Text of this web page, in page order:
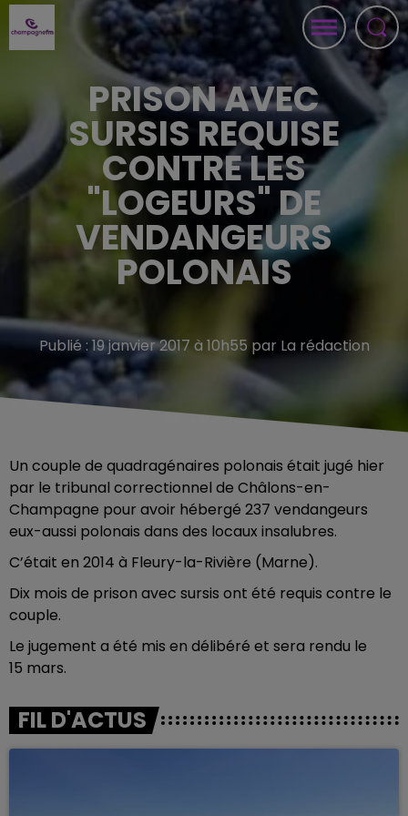
PRISON AVEC
SURSIS REQUISE
CONTRE LES
"LOGEURS" DE
VENDANGEURS
POLONAIS
Publié : 19 janvier 2017 à 10h55 par La rédaction
Un couple de quadragénaires polonais était jugé hier
par le tribunal correctionnel de Châlons-en-
Champagne pour avoir hébergé 237 vendangeurs
eux-aussi polonais dans des locaux insalubres.
C’était en 2014 à Fleury-la-Rivière (Marne).
Dix mois de prison avec sursis ont été requis contre le
couple.
Le jugement a été mis en délibéré et sera rendu le
15 mars.
FIL D'ACTUS